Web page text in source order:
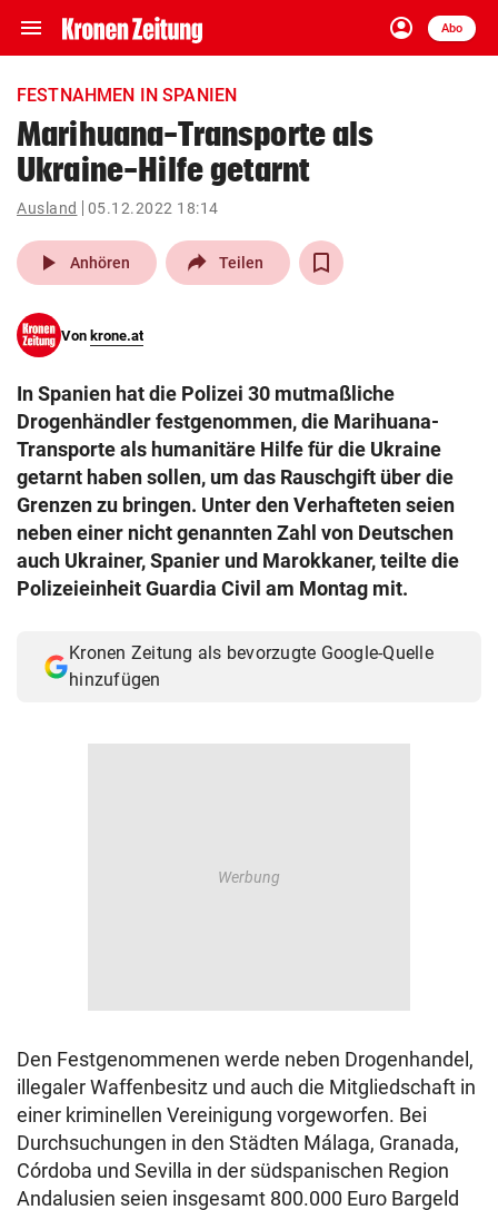
menu Navigation
ein-/ausklappen
account_circle
Anmelden
Abo
close Schließen
account_circle Anmelden
pin_drop
Wien arrow_right
search
eingeben
© Krone Multimedia GmbH & Co KG 2026
Muthgasse 2, 1190 Wien
FESTNAHMEN IN SPANIEN
Marihuana-Transporte als
Ukraine-Hilfe getarnt
Ausland 05.12.2022 18:14
play_arrow Anhören Teilen
Von krone.at
In Spanien hat die Polizei 30 mutmaßliche
Drogenhändler festgenommen, die Marihuana-
Transporte als humanitäre Hilfe für die Ukraine
getarnt haben sollen, um das Rauschgift über die
Grenzen zu bringen. Unter den Verhafteten seien
neben einer nicht genannten Zahl von Deutschen
auch Ukrainer, Spanier und Marokkaner, teilte die
Polizeieinheit Guardia Civil am Montag mit.
Kronen Zeitung als bevorzugte Google-Quelle
hinzufügen
Den Festgenommenen werde neben Drogenhandel,
illegaler Waffenbesitz und auch die Mitgliedschaft in
einer kriminellen Vereinigung vorgeworfen. Bei
Durchsuchungen in den Städten Málaga, Granada,
Córdoba und Sevilla in der südspanischen Region
Andalusien seien insgesamt 800.000 Euro Bargeld